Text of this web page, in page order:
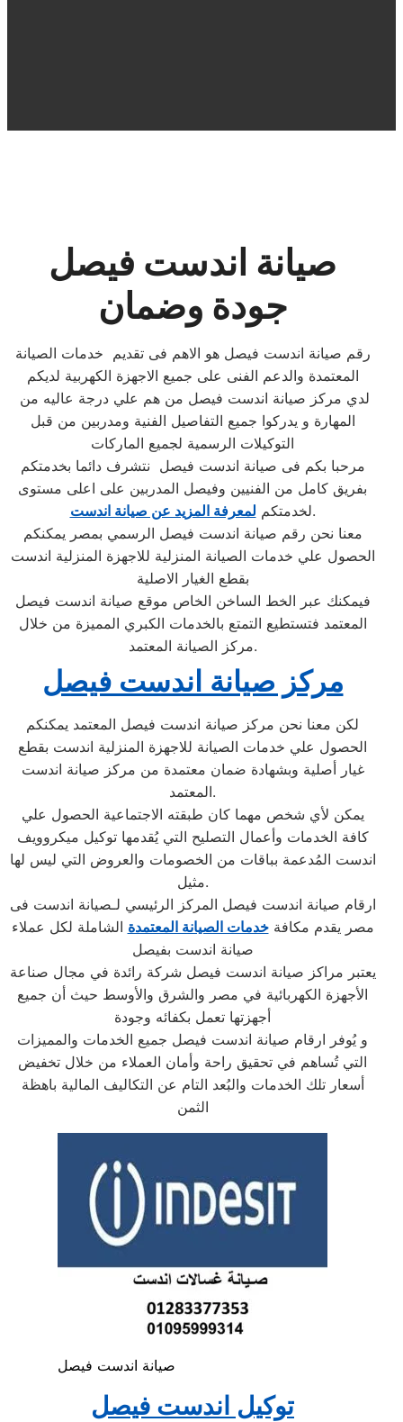
صيانة اندست فيصل
جودة وضمان
رقم صيانة اندست فيصل هو الاهم فى تقديم خدمات الصيانة
المعتمدة والدعم الفنى على جميع الاجهزة الكهربية لديكم
المهارة و يدركوا جميع التفاصيل الفنية ومدربين من قبل
التوكيلات الرسمية لجميع الماركات
مرحبا بكم فى صيانة اندست فيصل نتشرف دائما بخدمتكم
بفريق كامل من الفنيين وفيصل المدربين على اعلى مستوى
لخدمتكم لمعرفة المزيد عن صيانة اندست
.
معنا نحن رقم صيانة اندست فيصل الرسمي بمصر يمكنكم
الحصول علي خدمات الصيانة المنزلية للاجهزة المنزلية اندست
بقطع الغيار الاصلية
فيمكنك عبر الخط الساخن الخاص موقع صيانة اندست فيصل
المعتمد فتستطيع التمتع بالخدمات الكبري المميزة من خلال
مركز الصيانة المعتمد.
مركز صيانة اندست فيصل
لكن معنا نحن مركز صيانة اندست فيصل المعتمد يمكنكم
الحصول علي خدمات الصيانة للاجهزة المنزلية اندست بقطع
غيار أصلية وبشهادة ضمان معتمدة من مركز صيانة اندست
المعتمد.
يمكن لأي شخص مهما كان طبقته الاجتماعية الحصول علي
كافة الخدمات وأعمال التصليح التي يُقدمها توكيل ميكروويف
اندست المُدعمة بباقات من الخصومات والعروض التي ليس لها
مثيل.
ارقام صيانة اندست فيصل المركز الرئيسي لـصيانة اندست فى
مصر يقدم مكافةخدمات الصيانة المعتمدة الشاملة لكل عملاء
صيانة اندست بفيصل
يعتبر مراكز صيانة اندست فيصل شركة رائدة في مجال صناعة
الأجهزة الكهربائية في مصر والشرق والأوسط حيث أن جميع
أجهزتها تعمل بكفائه وجودة
و يُوفر ارقام صيانة اندست فيصل جميع الخدمات والمميزات
التي تُساهم في تحقيق راحة وأمان العملاء من خلال تخفيض
أسعار تلك الخدمات والبُعد التام عن التكاليف المالية باهظة
الثمن
صيانة اندست فيصل
توكيل اندست فيصل